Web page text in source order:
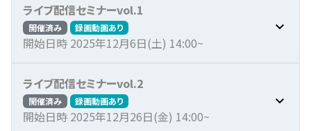
ライブ配信セミナーvol.1
開催済み 録画動画あり
開始日時 2025年12月6日(土) 14:00~
ライブ配信セミナーvol.2
開催済み 録画動画あり
開始日時 2025年12月26日(金) 14:00~